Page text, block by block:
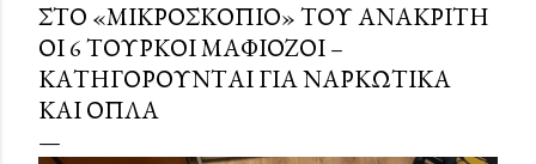
ΣΤΟ «ΜΙΚΡΟΣΚΌΠΙΟ» ΤΟΥ ΑΝΑΚΡΙΤΉ
ΟΙ 6 ΤΟΎΡΚΟΙ ΜΑΦΙΌΖΟΙ –
ΚΑΤΗΓΟΡΟΎΝΤΑΙ ΓΙΑ ΝΑΡΚΩΤΙΚΆ
ΚΑΙ ΌΠΛΑ